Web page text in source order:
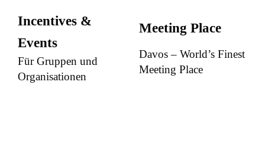
Incentives &
Events
Für Gruppen und
Organisationen
Meeting Place
Davos – World’s Finest
Meeting Place